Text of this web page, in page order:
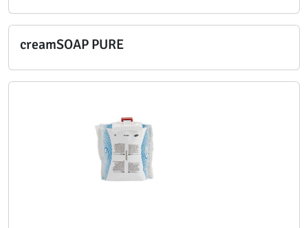
creamSOAP PURE